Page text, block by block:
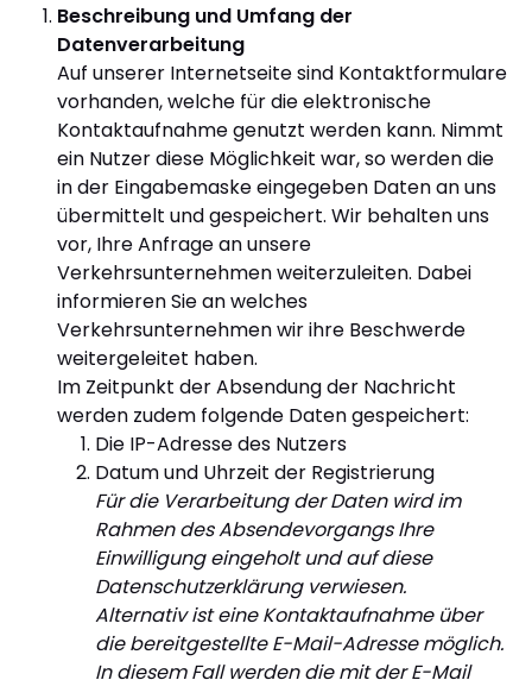
Beschreibung und Umfang der
Datenverarbeitung
Auf unserer Internetseite sind Kontaktformulare
vorhanden, welche für die elektronische
Kontaktaufnahme genutzt werden kann. Nimmt
ein Nutzer diese Möglichkeit war, so werden die
in der Eingabemaske eingegeben Daten an uns
übermittelt und gespeichert. Wir behalten uns
vor, Ihre Anfrage an unsere
Verkehrsunternehmen weiterzuleiten. Dabei
informieren Sie an welches
Verkehrsunternehmen wir ihre Beschwerde
weitergeleitet haben.
Im Zeitpunkt der Absendung der Nachricht
werden zudem folgende Daten gespeichert:
Die IP-Adresse des Nutzers
Datum und Uhrzeit der Registrierung
Für die Verarbeitung der Daten wird im
Rahmen des Absendevorgangs Ihre
Einwilligung eingeholt und auf diese
Datenschutzerklärung verwiesen.
Alternativ ist eine Kontaktaufnahme über
die bereitgestellte E-Mail-Adresse möglich.
In diesem Fall werden die mit der E-Mail